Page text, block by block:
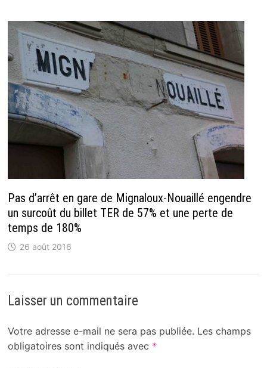
Pas d’arrêt en gare de Mignaloux-Nouaillé engendre
un surcoût du billet TER de 57% et une perte de
temps de 180%
26 août 2016
Laisser un commentaire
Votre adresse e-mail ne sera pas publiée. Les champs
obligatoires sont indiqués avec *